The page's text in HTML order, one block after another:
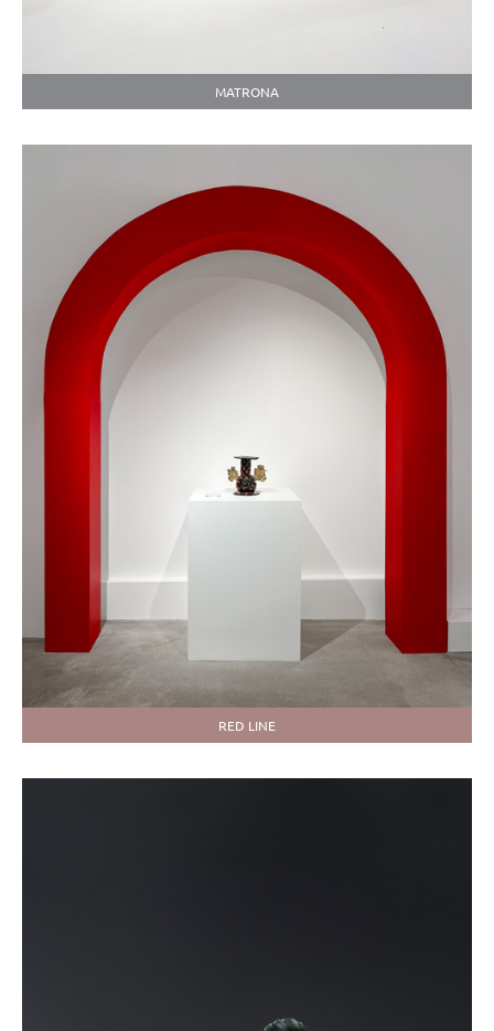
MATRONA
RED LINE